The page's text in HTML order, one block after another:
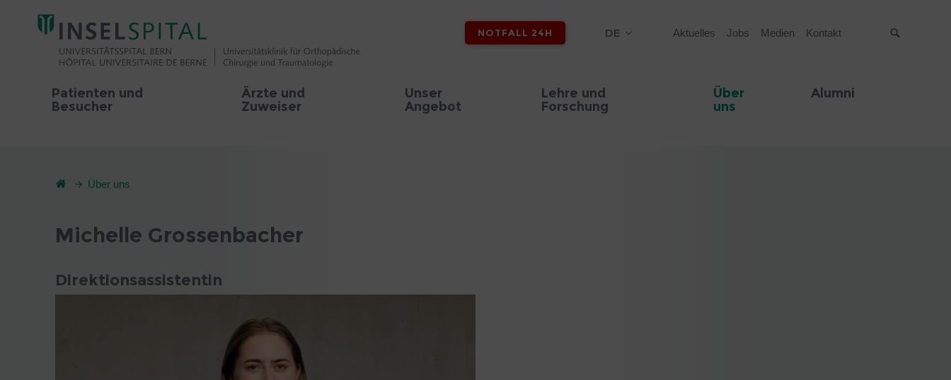
NOTFALL 24H DE Aktuelles Jobs Medien Kontakt
Patienten und
Besucher
Ärzte und
Zuweiser
Unser
Angebot
Lehre und
Forschung
Über
uns
Alumni
Über uns
Michelle Grossenbacher
Direktionsassistentin